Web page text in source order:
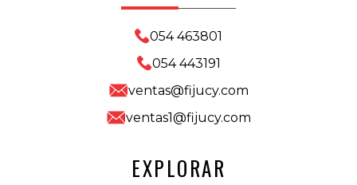
054 463801
054 443191
ventas@fijucy.com
ventas1@fijucy.com
EXPLORAR